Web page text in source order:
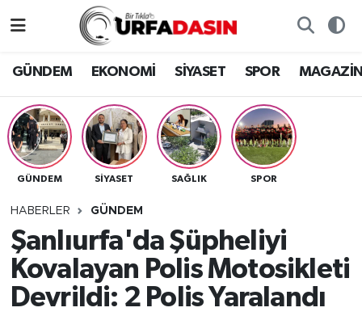
GÜNDEM EKONOMİ SİYASET SPOR
GÜNDEM SİYASET SAĞLIK SPOR
HABERLER GÜNDEM
Şanlıurfa'da Şüpheliyi
Kovalayan Polis Motosikleti
Devrildi: 2 Polis Yaralandı
EKONOMİ
SİYASET
SPOR
SAĞLIK
TEKNOLOJİ
Gizlilik ve Güvenlik Politikası
İletişim
Nöbetçi Eczaneler
Hava Durumu
Namaz Vakitleri
Trafik Durumu
Süper Lig Puan Durumu ve Fikstür
Tüm Manşetler
Son Dakika Haberleri